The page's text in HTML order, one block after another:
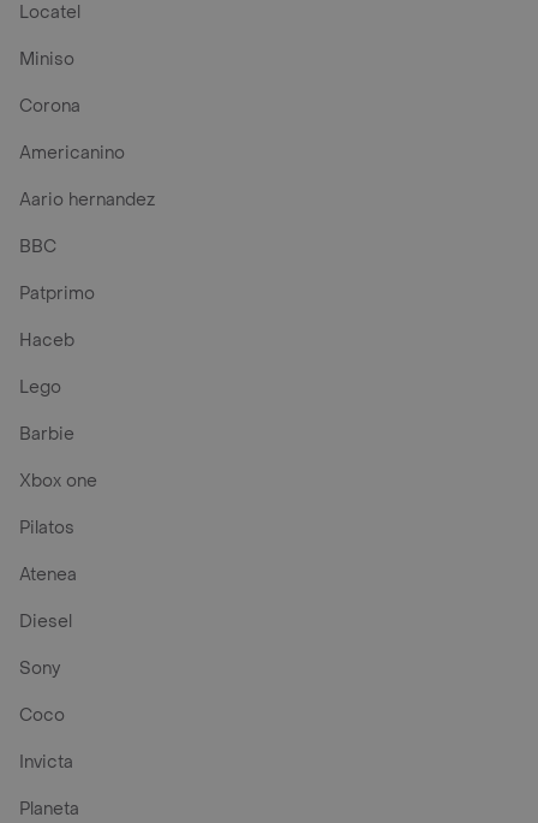
Locatel
Miniso
Corona
Americanino
Aario hernandez
BBC
Patprimo
Haceb
Lego
Barbie
Xbox one
Pilatos
Atenea
Diesel
Sony
Coco
Invicta
Planeta